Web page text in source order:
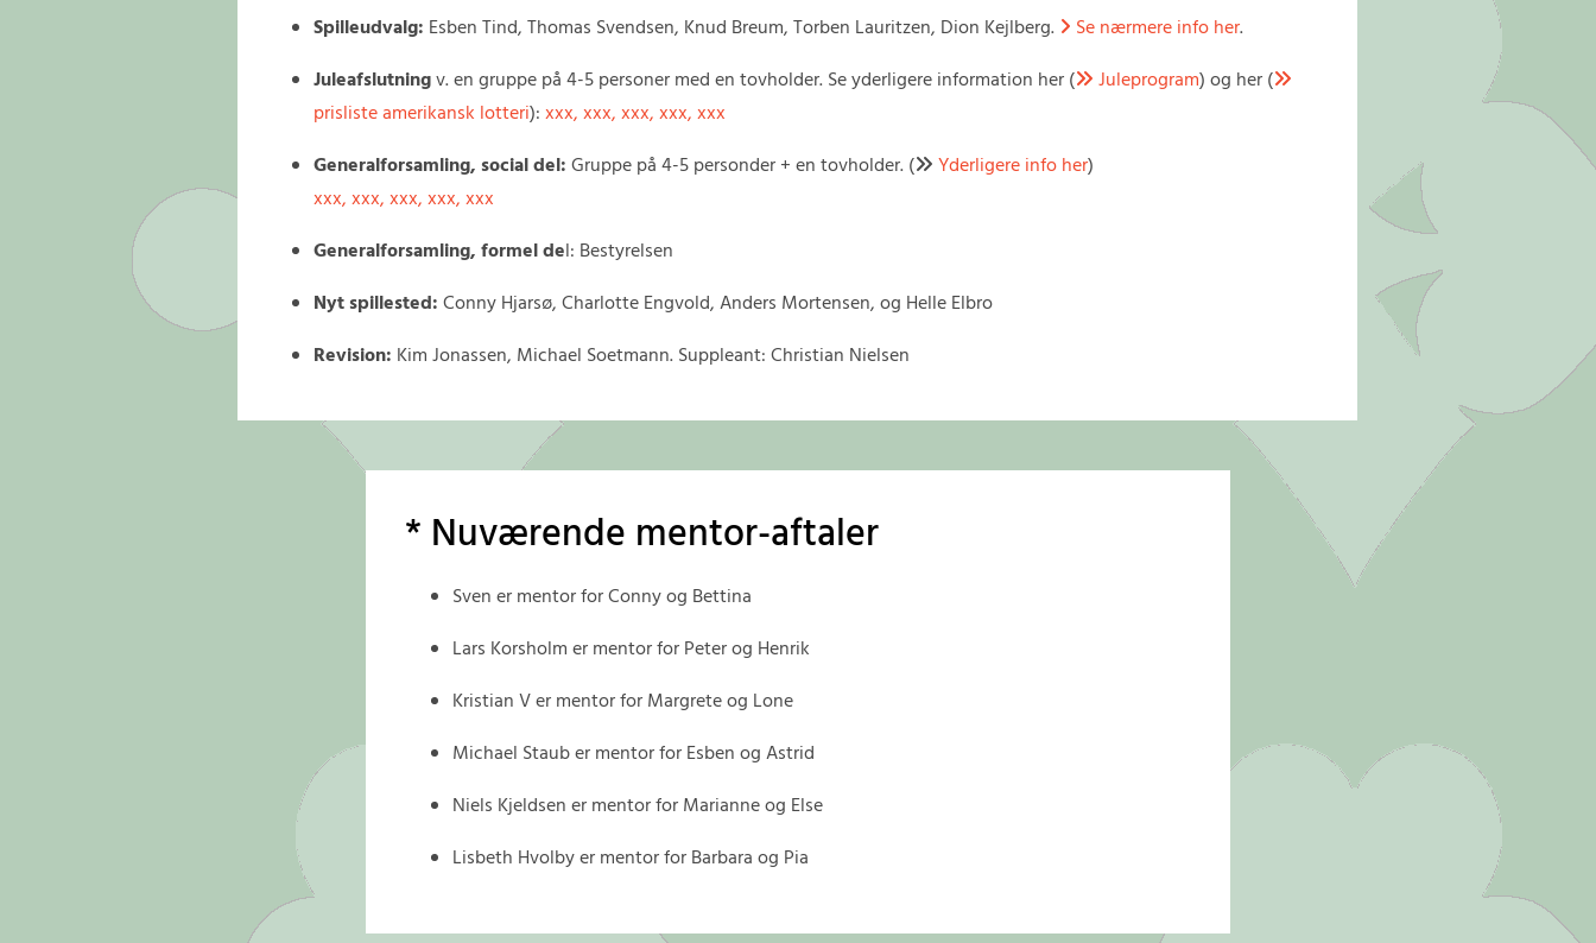
Spilleudvalg: Esben Tind, Thomas Svendsen, Knud Breum, Torben Lauritzen, Dion Kejlberg.  Se nærmere info her.
Juleafslutningv. en gruppe på 4-5 personer med en tovholder. Se yderligere information her ( Juleprogram) og her (
prisliste amerikansk lotteri):xxx, xxx, xxx, xxx, xxx
Generalforsamling, social del:Gruppe på 4-5 personder + en tovholder. ( Yderligere info her)
xxx, xxx, xxx, xxx, xxx
Generalforsamling, formel del: Bestyrelsen
Nyt spillested:Conny Hjarsø, Charlotte Engvold, Anders Mortensen, og Helle Elbro
Revision: Kim Jonassen, Michael Soetmann. Suppleant: Christian Nielsen
* Nuværende mentor-aftaler
Sven er mentor for Conny og Bettina
Lars Korsholm er mentor for Peter og Henrik
Kristian V er mentor for Margrete og Lone
Michael Staub er mentor for Esben og Astrid
Niels Kjeldsen er mentor for Marianne og Else
Lisbeth Hvolby er mentor for Barbara og Pia